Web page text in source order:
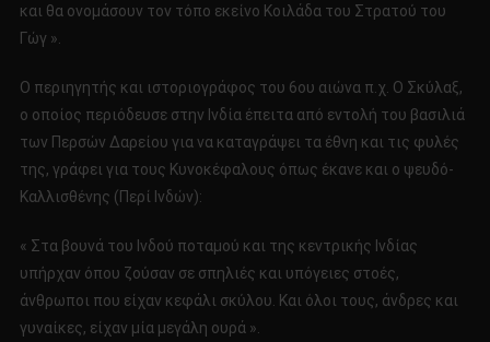
και θα ονομάσουν τον τόπο εκείνο Κοιλάδα του Στρατού του
Γώγ ».
Ο περιηγητής και ιστοριογράφος του 6ου αιώνα π.χ. Ο Σκύλαξ,
ο οποίος περιόδευσε στην Ινδία έπειτα από εντολή του βασιλιά
των Περσών Δαρείου για να καταγράψει τα έθνη και τις φυλές
της, γράφει για τους Κυνοκέφαλους όπως έκανε και ο ψευδό-
Καλλισθένης (Περί Ινδών):
« Στα βουνά του Ινδού ποταμού και της κεντρικής Ινδίας
υπήρχαν όπου ζούσαν σε σπηλιές και υπόγειες στοές,
άνθρωποι που είχαν κεφάλι σκύλου. Και όλοι τους, άνδρες και
γυναίκες, είχαν μία μεγάλη ουρά ».